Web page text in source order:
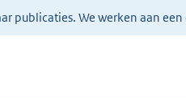
publicaties. We werken aan